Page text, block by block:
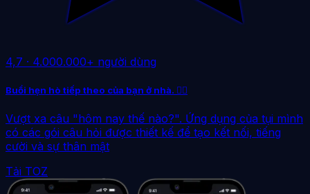
4,7 · 4.000.000+ người dùng
Buổi hẹn hò tiếp theo của bạn ở nhà. ❤️‍🔥
Vượt xa câu "hôm nay thế nào?". Ứng dụng của tụi mình
có các gói câu hỏi được thiết kế để tạo kết nối, tiếng
cười và sự thân mật
Tải TOZ